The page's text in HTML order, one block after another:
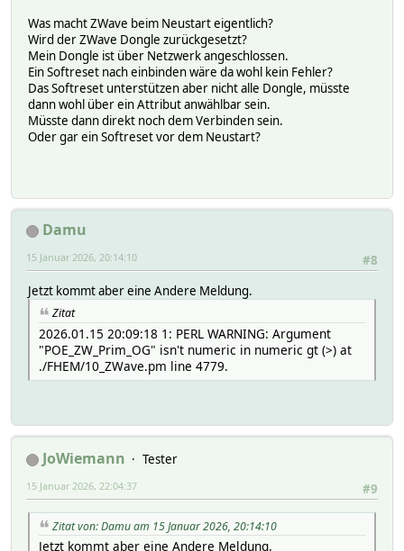
Was macht ZWave beim Neustart eigentlich?
Wird der ZWave Dongle zurückgesetzt?
Mein Dongle ist über Netzwerk angeschlossen.
Ein Softreset nach einbinden wäre da wohl kein Fehler?
Das Softreset unterstützen aber nicht alle Dongle, müsste
dann wohl über ein Attribut anwählbar sein.
Müsste dann direkt noch dem Verbinden sein.
Oder gar ein Softreset vor dem Neustart?
Damu
#8
15 Januar 2026, 20:14:10
Jetzt kommt aber eine Andere Meldung.
Zitat
2026.01.15 20:09:18 1: PERL WARNING: Argument
"POE_ZW_Prim_OG" isn't numeric in numeric gt (>) at
./FHEM/10_ZWave.pm line 4779.
JoWiemann
Tester
#9
15 Januar 2026, 22:04:37
Zitat von: Damu am 15 Januar 2026, 20:14:10
Jetzt kommt aber eine Andere Meldung.